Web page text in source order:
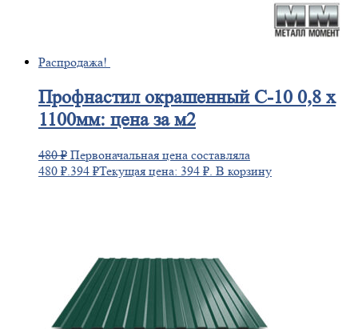
Распродажа!
Профнастилокрашенный С-10 0,8 х
1100мм: цена за м2
480₽ Первоначальная цена составляла
480 ₽.394 ₽Текущая цена: 394 ₽. В корзину